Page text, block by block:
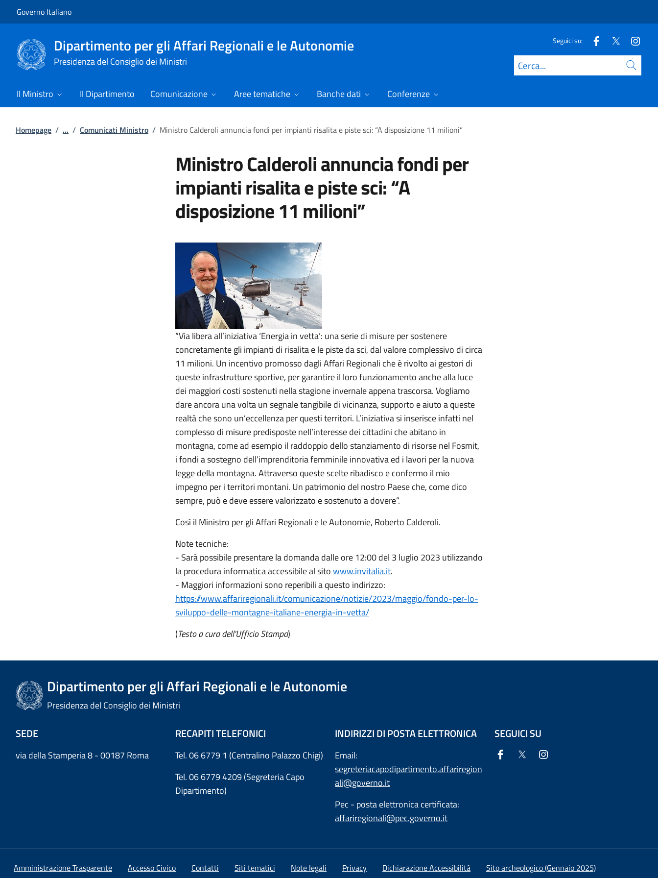
Governo Italiano
Dipartimento per gli Affari Regionali e le Autonomie
Presidenza del Consiglio dei Ministri
Seguici su:
Cerca
Il Ministro Il Dipartimento Comunicazione Aree tematiche Banche dati Conferenze
Homepage / ... / Comunicati Ministro / Ministro Calderoli annuncia fondi per impianti risalita e piste sci: “A disposizione 11 milioni”
Ministro Calderoli annuncia fondi per
impianti risalita e piste sci: “A
disposizione 11 milioni”
“Via libera all’iniziativa ‘Energia in vetta’: una serie di misure per sostenere
concretamente gli impianti di risalita e le piste da sci, dal valore complessivo di circa
11 milioni. Un incentivo promosso dagli Affari Regionali che è rivolto ai gestori di
queste infrastrutture sportive, per garantire il loro funzionamento anche alla luce
dei maggiori costi sostenuti nella stagione invernale appena trascorsa. Vogliamo
dare ancora una volta un segnale tangibile di vicinanza, supporto e aiuto a queste
realtà che sono un’eccellenza per questi territori. L’iniziativa si inserisce infatti nel
complesso di misure predisposte nell’interesse dei cittadini che abitano in
montagna, come ad esempio il raddoppio dello stanziamento di risorse nel Fosmit,
i fondi a sostegno dell’imprenditoria femminile innovativa ed i lavori per la nuova
legge della montagna. Attraverso queste scelte ribadisco e confermo il mio
impegno per i territori montani. Un patrimonio del nostro Paese che, come dico
sempre, può e deve essere valorizzato e sostenuto a dovere”.
Così il Ministro per gli Affari Regionali e le Autonomie, Roberto Calderoli.
Note tecniche:
- Sarà possibile presentare la domanda dalle ore 12:00 del 3 luglio 2023 utilizzando
la procedura informatica accessibile al sitowww.invitalia.it.
- Maggiori informazioni sono reperibili a questo indirizzo:
https://www.affariregionali.it/comunicazione/notizie/2023/maggio/fondo-per-lo-
sviluppo-delle-montagne-italiane-energia-in-vetta/
(Testo a cura dell'Ufficio Stampa)
Dipartimento per gli Affari Regionali e le Autonomie
Presidenza del Consiglio dei Ministri
SEDE
via della Stamperia 8 - 00187 Roma
RECAPITI TELEFONICI
Tel. 06 6779 1 (Centralino Palazzo Chigi)
Tel. 06 6779 4209 (Segreteria Capo
Dipartimento)
INDIRIZZI DI POSTA ELETTRONICA
Email:
segreteriacapodipartimento.affariregion
ali@governo.it
Pec - posta elettronica certificata:
affariregionali@pec.governo.it
SEGUICI SU
Amministrazione Trasparente Accesso Civico Contatti Siti tematici Note legali Privacy Dichiarazione Accessibilità Sito archeologico (Gennaio 2025)